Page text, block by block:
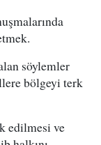
söylemler
bölgeyi terk
edilmesi ve